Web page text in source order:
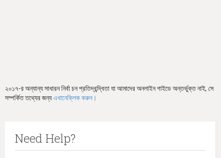
২০১৭-র অন্যান্য সাধারন নির্বা চন প্রতিদ্বন্দ্বিতা যা আমাদের অনলাইন গাইডে অন্তর্ভুক্ত নাই, সে
সম্পর্কিত তথ্যের জন্যএখানেক্লিক করুন।
Need Help?